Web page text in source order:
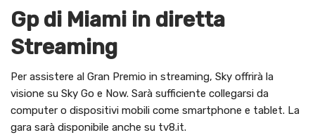
Gp di Miami in diretta
Streaming
Per assistere al Gran Premio in streaming, Sky offrirà la
visione su Sky Go e Now. Sarà sufficiente collegarsi da
computer o dispositivi mobili come smartphone e tablet. La
gara sarà disponibile anche su tv8.it.